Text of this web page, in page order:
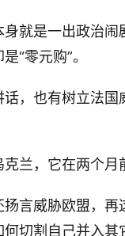
身就是一出政治闹
“零元购”。
话，也有树立法
兰，它在两个月
言威胁欧盟，再
切割自己并入其